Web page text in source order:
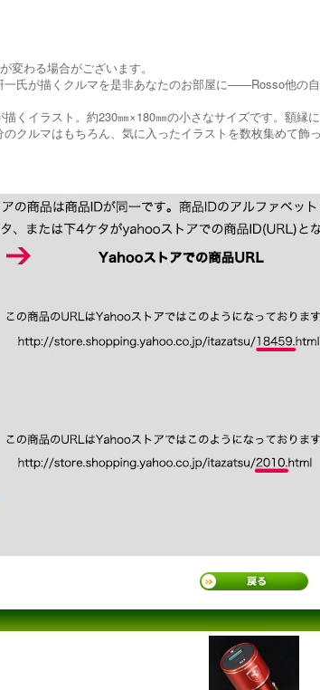
変わる場合がございます。
一氏が描くクルマを是非あなたのお部屋に――Rosso他の
くイラスト。約230㎜×180㎜の小さなサイズです。額
クルマはもちろん、気に入ったイラストを数枚集めて飾っ